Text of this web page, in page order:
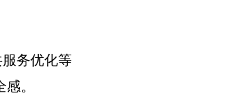
务优化等
。